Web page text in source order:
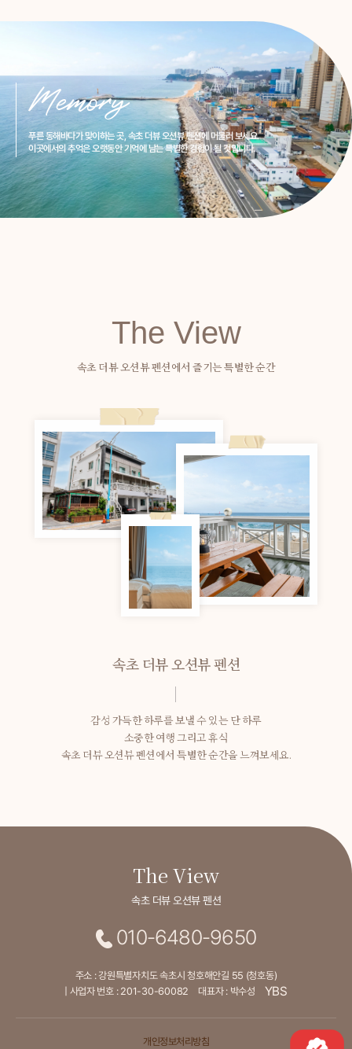
푸른 동해바다가 맞이하는 곳, 속초 더뷰 오션뷰 펜션에 머물러 보세요.
이곳에서의 추억은 오랫동안 기억에 남는 특별한 경험이 될 것입니다.
The View
속초 더뷰 오션뷰 펜션에서 즐기는 특별한 순간
속초 더뷰 오션뷰 펜션
감성 가득한 하루를 보낼 수 있는 단 하루
소중한 여행 그리고 휴식
속초 더뷰 오션뷰 펜션에서 특별한 순간을 느껴보세요.
The View
속초 더뷰 오션뷰 펜션
010-6480-9650
주소 : 강원특별자치도 속초시 청호해안길 55 (청호동)
| 사업자 번호 : 201-30-60082
대표자 : 박수성 YBS
개인정보처리방침